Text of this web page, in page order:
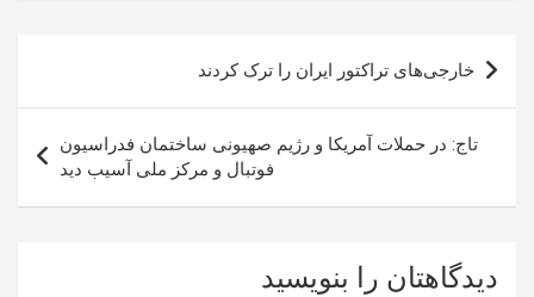
راهبری
نوشته
خارجی‌های تراکتور ایران را ترک کردند
تاج: در حملات آمریکا و رژیم صهیونی ساختمان فدراسیون
فوتبال و مرکز ملی آسیب دید
دیدگاهتان را بنویسید